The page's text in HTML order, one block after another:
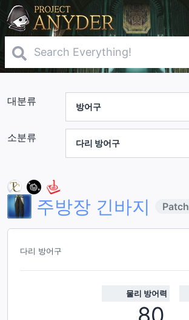
대분류
소분류
주방장 긴바지 Patch
다리 방어구
물리 방어력